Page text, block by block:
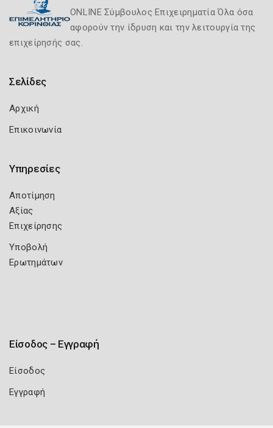
ONLINE Σύμβουλος Επιχειρηματία Όλα όσα
αφορούν την ίδρυση και την λειτουργία της
επιχείρησής σας.
Σελίδες
Αρχική
Επικοινωνία
Υπηρεσίες
Αποτίμηση
Αξίας
Επιχείρησης
Υποβολή
Ερωτημάτων
Είσοδος – Εγγραφή
Είσοδος
Εγγραφή